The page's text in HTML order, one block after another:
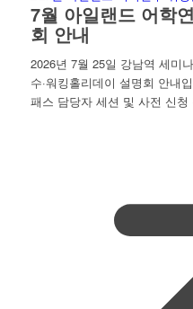
7월 아일랜드 어학
회 안내
2026년 7월 25일 강남역 세미
수·워킹홀리데이 설명회 안내
패스 담당자 세션 및 사전 신